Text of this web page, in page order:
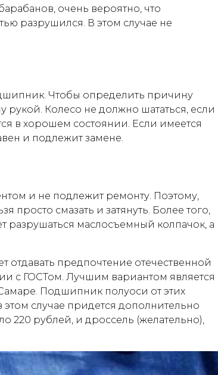
очень вероятно, что
разрушился. В этом случае не
Чтобы определить причину
Колесо не должно шататься, если
в хорошем состоянии. Если имеется
и подлежит замене.
и не подлежит ремонту. Поэтому,
просто смазать и затянуть. Более того,
разрушаться маслосъемный колпачок, а
предпочтение отечественной
с ГОСТом. Лучшим вариантом является
Подшипник полуоси от этих
случае придется дополнительно
220 рублей, и дроссель (желательно),